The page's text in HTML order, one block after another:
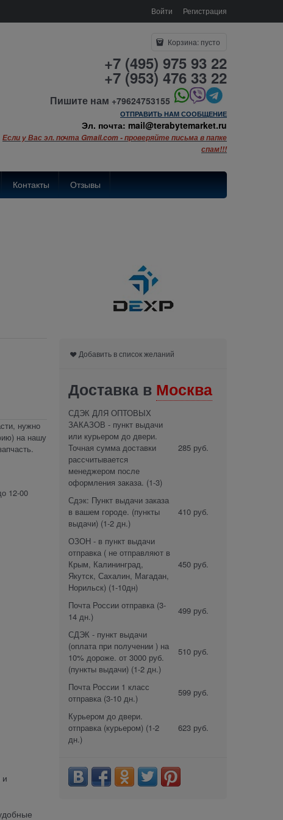
Войти Регистрация
Корзина: пусто
+7 (495) 975 93 22
+7 (953) 476 33 22
Пишите нам +79624753155
ОТПРАВИТЬ НАМ СООБЩЕНИЕ
Эл. почта: mail@terabytemarket.ru
Если у Вас эл. почта Gmail.com - проверяйте письма в папке
спам!!!
Контакты Отзывы
нужно
на нашу
12-00
и
Добавить в список желаний
Доставка в Москва
СДЭК ДЛЯ ОПТОВЫХ
ЗАКАЗОВ - пункт выдачи
или курьером до двери.
Точная сумма доставки
рассчитывается
менеджером после
оформления заказа. (1-3)
285 руб.
Сдэк: Пункт выдачи заказа
в вашем городе. (пункты
выдачи) (1-2 дн.)
410 руб.
ОЗОН - в пункт выдачи
отправка ( не отправляют в
Крым, Калининград,
Якутск, Сахалин, Магадан,
Норильск) (1-10дн)
450 руб.
Почта России отправка (3-
14 дн.)
499 руб.
СДЭК - пункт выдачи
(оплата при получении ) на
10% дороже. от 3000 руб.
(пункты выдачи) (1-2 дн.)
510 руб.
Почта России 1 класс
отправка (3-10 дн.)
599 руб.
Курьером до двери.
отправка (курьером) (1-2
дн.)
623 руб.